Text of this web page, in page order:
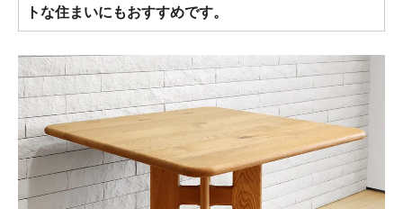
トな住まいにもおすすめです。